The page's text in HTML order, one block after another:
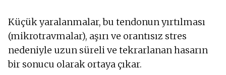
Küçük yaralanmalar, bu tendonun yırtılması
(mikrotravmalar), aşırı ve orantısız stres
nedeniyle uzun süreli ve tekrarlanan hasarın
bir sonucu olarak ortaya çıkar.